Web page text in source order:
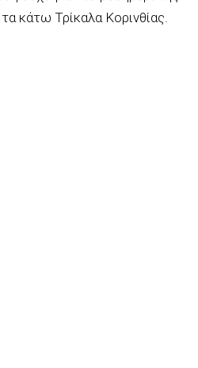
κάτω Τρίκαλα Κορινθίας.